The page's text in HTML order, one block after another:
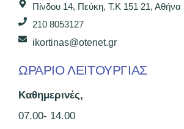
Πίνδου 14, Πεύκη, Τ.Κ 151 21, Αθήνα
210 8053127
ikortinas@otenet.gr
ΩΡΑΡΙΟ ΛΕΙΤΟΥΡΓΙΑΣ
Καθημερινές,
07.00- 14.00